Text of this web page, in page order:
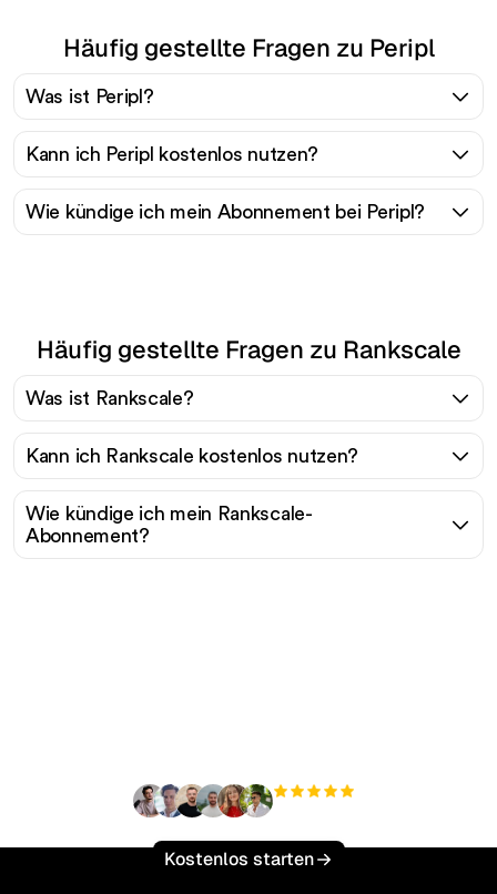
Häufig gestellte Fragen zu Peripl
Was ist Peripl?
Kann ich Peripl kostenlos nutzen?
Wie kündige ich mein Abonnement bei Peripl?
Häufig gestellte Fragen zu Rankscale
Was ist Rankscale?
Kann ich Rankscale kostenlos nutzen?
Wie kündige ich mein Rankscale-
Abonnement?
Kostenlos starten